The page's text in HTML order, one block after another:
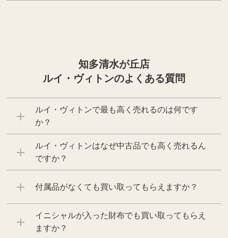
知多清水が丘店
ルイ・ヴィトンのよくある質問
ルイ・ヴィトンで最も高く売れるのは何です
か？
ルイ・ヴィトンはなぜ中古品でも高く売れるん
ですか？
付属品がなくても買い取ってもらえますか？
イニシャルが入った財布でも買い取ってもらえ
ますか？